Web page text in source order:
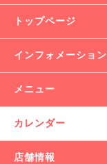
トップページ
インフォメーション
メニュー
カレンダー
店舗情報